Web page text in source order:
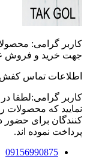
کاربر گرامی:
جهت خرید و فروش
اطلاعات تماس
کاربر گرامی:لطفا در
نمایید که محصولات
کنندگان برای حضور
پرداخت نموده اند.
09156990875